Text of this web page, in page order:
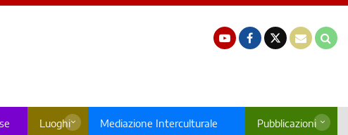
Luoghi Mediazione Interculturale Pubblicazioni